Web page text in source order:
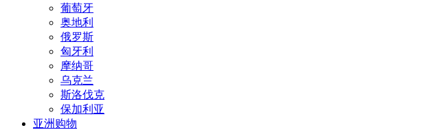
葡萄牙
奥地利
俄罗斯
匈牙利
摩纳哥
乌克兰
斯洛伐克
保加利亚
亚洲购物